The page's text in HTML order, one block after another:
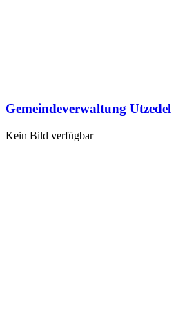
Gemeindeverwaltung Utzedel
Kein Bild verfügbar